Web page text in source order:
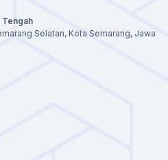
indikator e-
2026, sehingga
JDIH secara
keterbukaan
Tengah
Selatan, Kota Semarang, Jawa